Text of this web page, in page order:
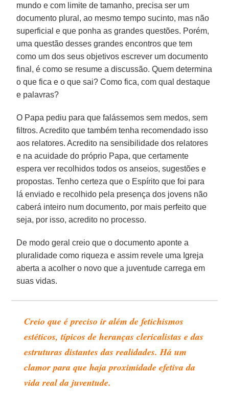
mundo e com limite de tamanho, precisa ser um
documento plural, ao mesmo tempo sucinto, mas não
superficial e que ponha as grandes questões. Porém,
uma questão desses grandes encontros que tem
como um dos seus objetivos escrever um documento
final, é como se resume a discussão. Quem determina
o que fica e o que sai? Como fica, com qual destaque
e palavras?
O Papa pediu para que falássemos sem medos, sem
filtros. Acredito que também tenha recomendado isso
aos relatores. Acredito na sensibilidade dos relatores
e na acuidade do próprio Papa, que certamente
espera ver recolhidos todos os anseios, sugestões e
propostas. Tenho certeza que o Espírito que foi para
lá enviado e recolhido pela presença dos jovens não
caberá inteiro num documento, por mais perfeito que
seja, por isso, acredito no processo.
De modo geral creio que o documento aponte a
pluralidade como riqueza e assim revele uma Igreja
aberta a acolher o novo que a juventude carrega em
suas vidas.
Creio que é preciso ir além de fetichismos
estéticos, típicos de heranças clericalistas e das
estruturas distantes das realidades. Há um
clamor para que haja proximidade efetiva da
vida real da juventude.